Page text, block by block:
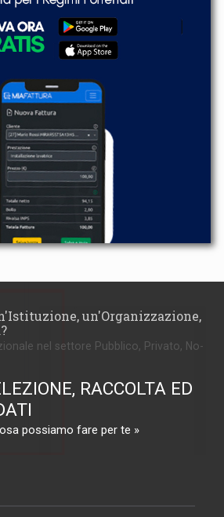
un'Organizzazione,
nel settore Pubblico, Privato, No-
RACCOLTA ED
possiamo fare per te »